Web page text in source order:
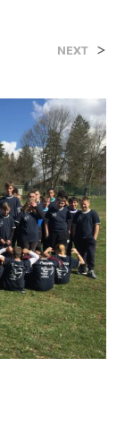
NEXT >